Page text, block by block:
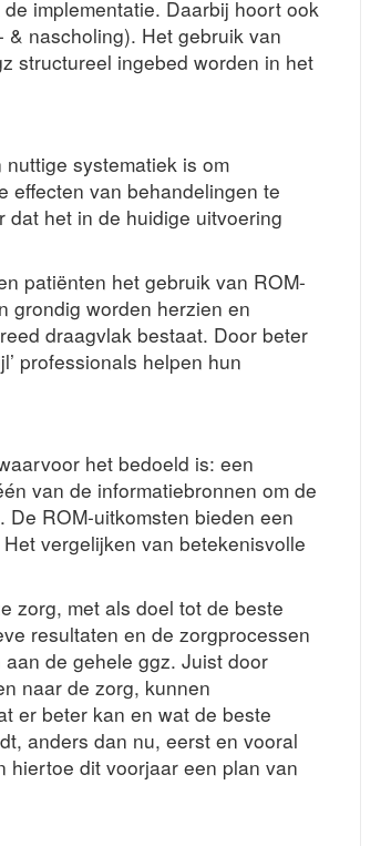
implementatie. Daarbij hoort ook
nascholing). Het gebruik van
structureel ingebed worden in het
systematiek is om
effecten van behandelingen te
dat het in de huidige uitvoering
patiënten het gebruik van ROM-
grondig worden herzien en
draagvlak bestaat. Door beter
professionals helpen hun
het bedoeld is: een
van de informatiebronnen om de
ROM-uitkomsten bieden een
vergelijken van betekenisvolle
zorg, met als doel tot de beste
resultaten en de zorgprocessen
de gehele ggz. Juist door
naar de zorg, kunnen
er beter kan en wat de beste
anders dan nu, eerst en vooral
hiertoe dit voorjaar een plan van